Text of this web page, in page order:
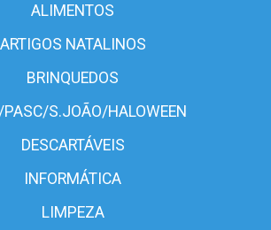
ALIMENTOS
ARTIGOS NATALINOS
BRINQUEDOS
PASC/S.JOÃO/HALOWEEN
DESCARTÁVEIS
INFORMÁTICA
LIMPEZA